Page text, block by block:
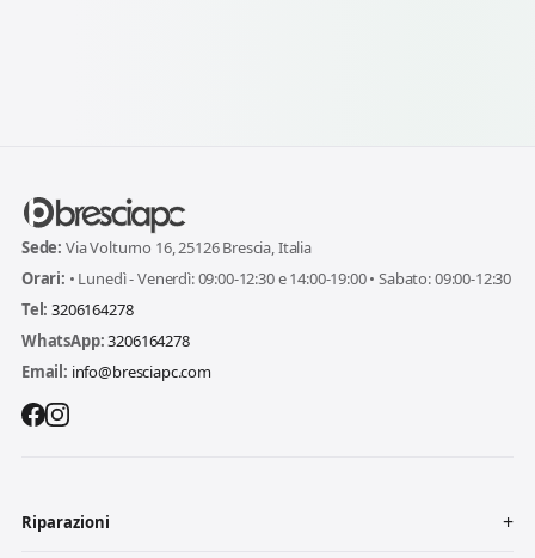
Sede: Via Volturno 16, 25126 Brescia, Italia
Orari: • Lunedì - Venerdì: 09:00-12:30 e 14:00-19:00 • Sabato: 09:00-12:30
Tel: 3206164278
WhatsApp:3206164278
Email: info@bresciapc.com
Riparazioni